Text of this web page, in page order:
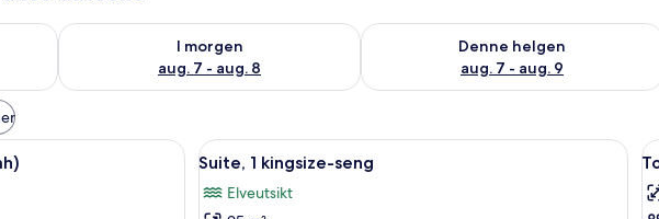
6 - aug. 7
I morgen
aug. 7 - aug. 8
Sjekk tilgjengelighet for i morgen, aug. 7 - aug. 8
Denne helgen
aug. 7 - aug. 9
Sjekk tilgjengelighet for denne
i egyptisk bomull, sengetøy av topp kvalitet og dundyner
Åpne
alle
bildene
Suite, 1 kingsize-seng | Sengetøy i
6
Suite, 1 kingsize-seng
Elveutsikt